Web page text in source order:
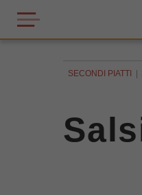
SECONDI PIATTI